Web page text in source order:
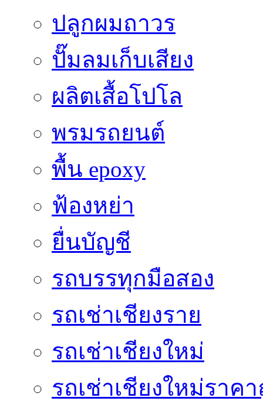
ปลูกผมถาวร
ปั๊มลมเก็บเสียง
ผลิตเสื้อโปโล
พรมรถยนต์
พื้น epoxy
ฟ้องหย่า
ยื่นบัญชี
รถบรรทุกมือสอง
รถเช่าเชียงราย
รถเช่าเชียงใหม่
รถเช่าเชียงใหม่ราค